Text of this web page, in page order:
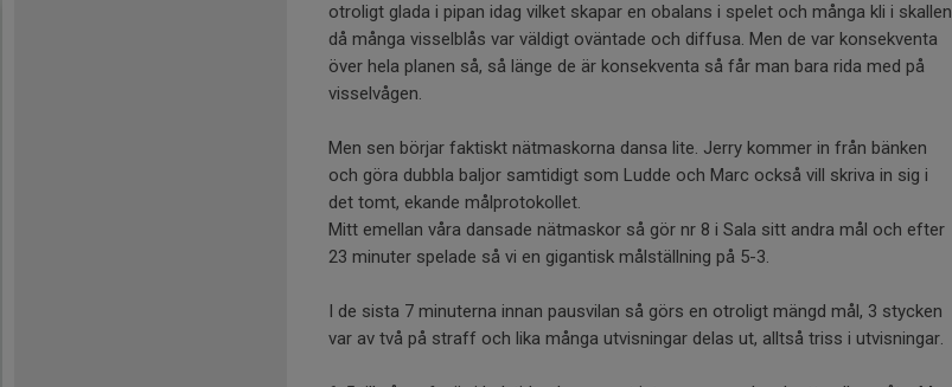
otroligt glada i pipan idag vilket skapar en obalans i spelet och många kli i skallen
då många visselblås var väldigt oväntade och diffusa. Men de var konsekventa
över hela planen så, så länge de är konsekventa så får man bara rida med på
visselvågen.
Men sen börjar faktiskt nätmaskorna dansa lite. Jerry kommer in från bänken
och göra dubbla baljor samtidigt som Ludde och Marc också vill skriva in sig i
det tomt, ekande målprotokollet.
Mitt emellan våra dansade nätmaskor så gör nr 8 i Sala sitt andra mål och efter
23 minuter spelade så vi en gigantisk målställning på 5-3.
I de sista 7 minuterna innan pausvilan så görs en otroligt mängd mål, 3 stycken
var av två på straff och lika många utvisningar delas ut, alltså triss i utvisningar.